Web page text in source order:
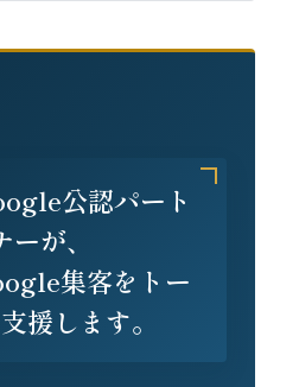
公認パート
ーが、
集客をトー
援します。